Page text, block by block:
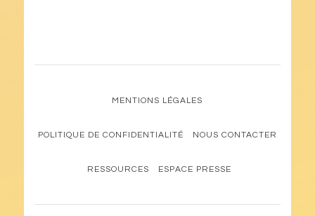
MENTIONS LÉGALES
POLITIQUE DE CONFIDENTIALITÉ NOUS CONTACTER
RESSOURCES ESPACE PRESSE